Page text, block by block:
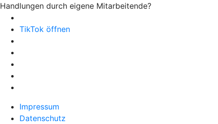
Handlungen durch eigene Mitarbeitende?
TikTok öffnen
Impressum
Datenschutz